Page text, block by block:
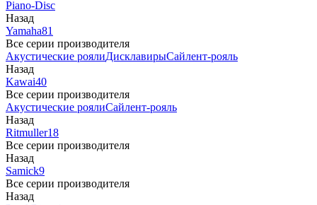
Piano-Disc
Назад
Yamaha81
Все серии производителя
Акустические роялиДисклавирыСайлент-рояль
Назад
Kawai40
Все серии производителя
Акустические роялиСайлент-рояль
Назад
Ritmuller18
Все серии производителя
Назад
Samick9
Все серии производителя
Назад